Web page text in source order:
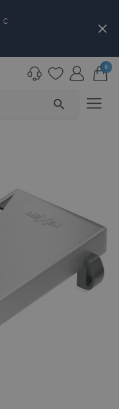
С close
search
0